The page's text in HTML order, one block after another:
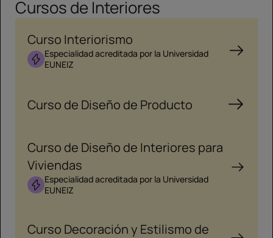
Cursos de Interiores
Curso Interiorismo
Especialidad acreditada por la Universidad
EUNEIZ
Curso de Diseño de Producto
Curso de Diseño de Interiores para
Viviendas
Especialidad acreditada por la Universidad
EUNEIZ
Curso Decoración y Estilismo de